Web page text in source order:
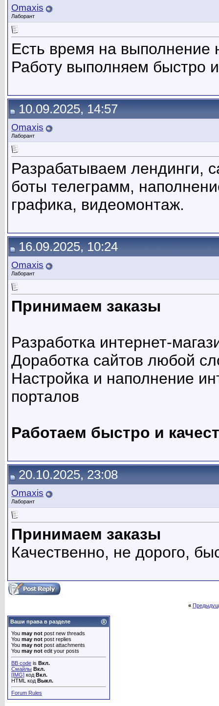
Omaxis
Лаборант
Есть время на выполнение
Работу выполняем быстро
10.09.2025, 14:57
Omaxis
Лаборант
Разрабатываем лендинги,
боты телеграмм,
графика, видеомонтаж.
16.09.2025, 10:24
Omaxis
Лаборант
Принимаем заказы
Разработка интернет-
Доработка сайтов любой
Настройка и наполнение
порталов
Работаем быстро и
20.10.2025, 23:08
Omaxis
Лаборант
Принимаем заказы
Качественно, не дорого,
«
Ваши права в разделе
You may not post new threads
You may not post replies
You may not post attachments
You may not edit your posts
BB code is Вкл.
Смайлы Вкл.
[IMG] код Вкл.
HTML код Выкл.
Forum Rules